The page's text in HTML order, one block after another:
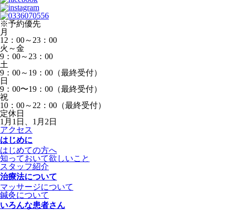
※予約優先
月
12：00～23：00
火～金
9：00～23：00
土
9：00～19：00（最終受付）
日
9：00〜19：00（最終受付）
祝
10：00～22：00（最終受付）
定休日
1月1日、1月2日
アクセス
はじめに
はじめての方へ
知っておいて欲しいこと
スタッフ紹介
治療法について
マッサージについて
鍼灸について
いろんな患者さん